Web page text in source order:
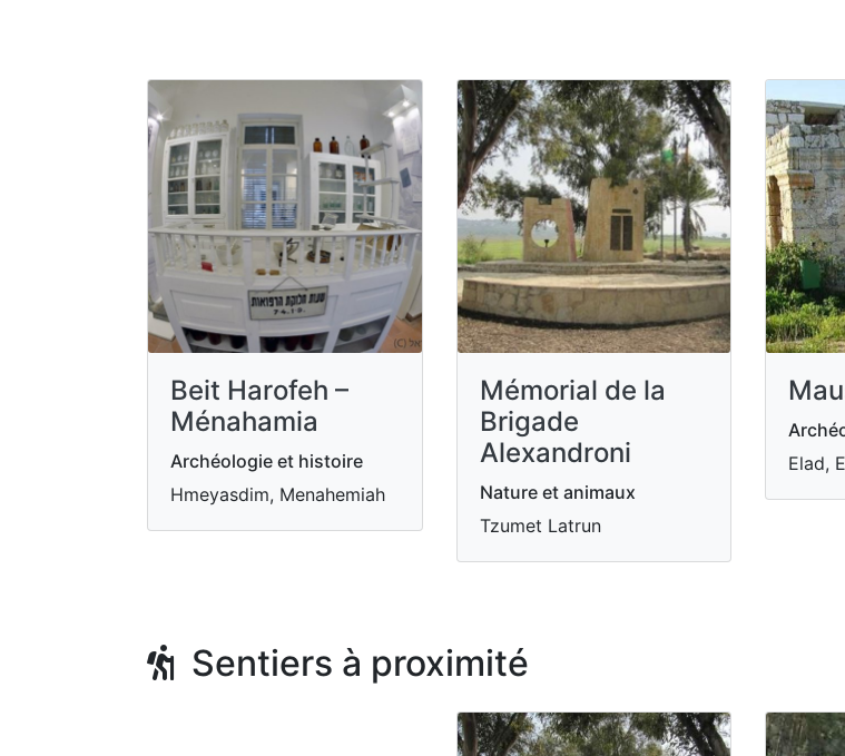
Beit Harofeh –
Ménahamia
Archéologie et histoire
Hmeyasdim, Menahemiah
Mémorial de la
Brigade
Alexandroni
Nature et animaux
Tzumet Latrun
Elad,
Sentiers à proximité